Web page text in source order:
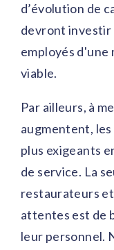
d’évolution de
devront
employés d'une
viable.
Par ailleurs, à
augmentent,
plus exigeants
de service. La
restaurateurs
attentes est de
leur personnel.